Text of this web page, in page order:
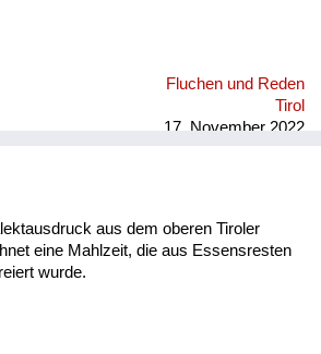
Fluchen und Reden
Tirol
17. November 2022
aus dem oberen Tiroler
eine Mahlzeit, die aus Essensresten
wurde.